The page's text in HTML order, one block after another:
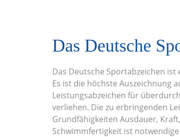
Das Deutsche
Das Deutsche Sportabzeichen
Es ist die höchste Auszeichnung
Leistungsabzeichen für
verliehen. Die zu erbringenden
Grundfähigkeiten Ausdauer,
Schwimmfertigkeit ist